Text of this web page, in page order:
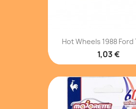
Hot Wheels 1988 Ford
1,03 €